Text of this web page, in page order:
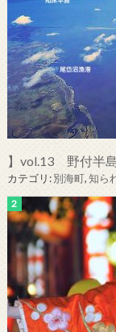
】vol.13 野付半
カテゴリ:別海町,知ら